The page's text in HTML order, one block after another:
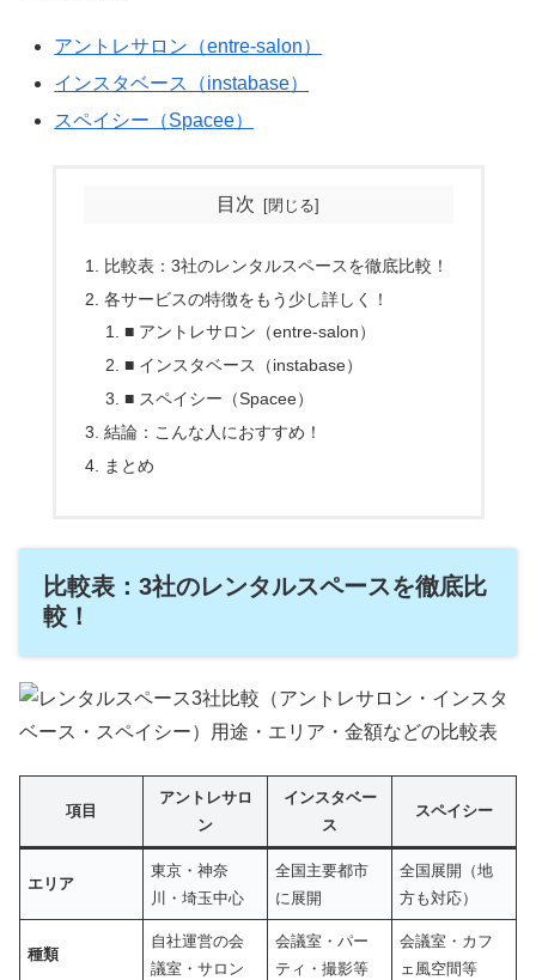
アントレサロン（entre-salon）
インスタベース（instabase）
スペイシー（Spacee）
目次
比較表：3社のレンタルスペースを徹底比較！
各サービスの特徴をもう少し詳しく！
■ アントレサロン（entre-salon）
■ インスタベース（instabase）
■ スペイシー（Spacee）
結論：こんな人におすすめ！
まとめ
比較表：3社のレンタルスペースを徹底比
較！
項目
アントレサロ
ン
インスタベー
ス
スペイシー
エリア
東京・神奈
川・埼玉中心
全国主要都市
に展開
全国展開（地
方も対応）
種類
自社運営の会
議室・サロン
会議室・パー
ティ・撮影等
会議室・カフ
ェ風空間等